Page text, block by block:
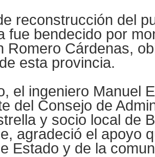
reconstrucción del
fue bendecido por
Romero Cárdenas,
esta provincia.
el ingeniero Manuel
del Consejo de
y socio local de
agradeció el apoyo
Estado y de la